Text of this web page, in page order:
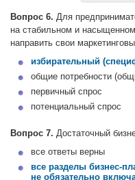
Вопрос 6. Для
на стабильном и
направить свои
избирательный
общие потребности
первичный спрос
потенциальный спрос
Вопрос 7. Достаточный
все ответы верны
все разделы бизнес-
не обязательно